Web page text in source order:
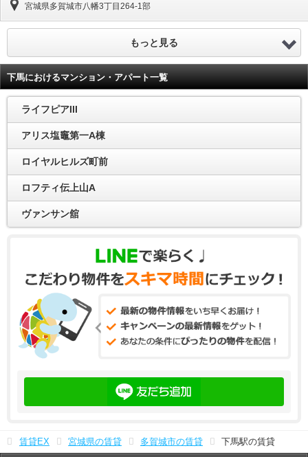
宮城県多賀城市八幡3丁目264-1部
もっと見る
下馬におけるマンション・アパート一覧
ライフピアIII
アリス塩竈第一A棟
ロイヤルヒルズ町前
ロフティ伝上山A
ヴァンサン舘
賃貸EX 宮城県の賃貸 多賀城市の賃貸 下馬駅の賃貸